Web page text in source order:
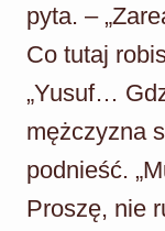
pyta. –
Co tutaj
„Yusuf…
mężczyzna
podnieść.
Proszę, nie